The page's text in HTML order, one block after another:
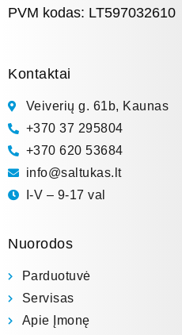
PVM kodas: LT597032610
Kontaktai
Veiverių g. 61b, Kaunas
+370 37 295804
+370 620 53684
info@saltukas.lt
I-V – 9-17 val
Nuorodos
Parduotuvė
Servisas
Apie Įmonę